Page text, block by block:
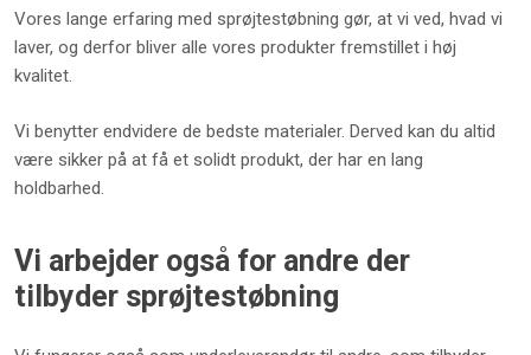
Vores lange erfaring med sprøjtestøbning gør, at vi ved, hvad vi
laver, og derfor bliver alle vores produkter fremstillet i høj
kvalitet.
Vi benytter endvidere de bedste materialer. Derved kan du altid
være sikker på at få et solidt produkt, der har en lang
holdbarhed.
​Vi arbejder også for andre der
tilbyder sprøjtestøbning